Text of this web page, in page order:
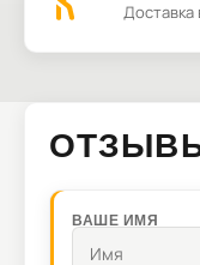
Доставка
ВАШЕ ИМЯ